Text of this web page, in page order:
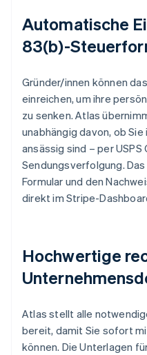
Automatische
83(b)-
Gründer/innen können
einreichen, um ihre
zu senken. Atlas
unabhängig davon, ob
ansässig sind – per
Sendungsverfolgung.
Formular und den
direkt im Stripe-
Hochwertige
Atlas stellt alle
bereit, damit Sie sofort
können. Die Unterlagen